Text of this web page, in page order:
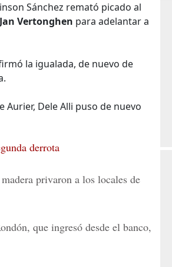
Sánchez remató picado al
Jan Vertonghen para adelantar a
la igualada, de nuevo de
Dele Alli puso de nuevo
derrota
privaron a los locales de
que ingresó desde el banco,